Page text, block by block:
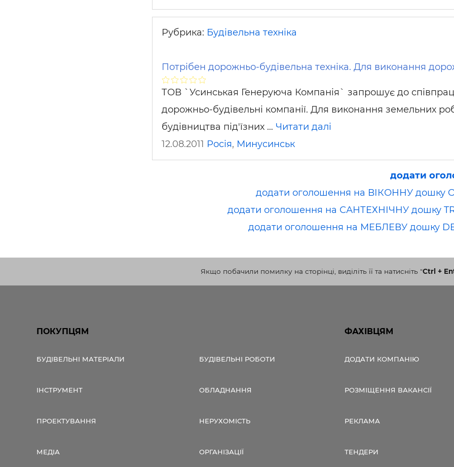
Рубрика: Будівельна техніка
Потрібен дорожньо-будівельна техніка. Для виконання
ТОВ `Усинськая Генеруюча Компанія` запрошує до
дорожньо-будівельні компанії. Для виконання земельних
будівництва під'їзних … Читати далі
12.08.2011 Росія, Минусинськ
додати
додати оголошення на ВІКОННУ дошку
додати оголошення на САНТЕХНІЧНУ дошку
додати оголошення на МЕБЛЕВУ дошку
Якщо побачили помилку на сторінці, виділіть її та натисніть "Ctrl +
ПОКУПЦЯМ
БУДІВЕЛЬНІ МАТЕРІАЛИ БУДІВЕЛЬНІ РОБОТИ
ІНСТРУМЕНТ ОБЛАДНАННЯ
ПРОЕКТУВАННЯ НЕРУХОМІСТЬ
МЕДІА ОРГАНІЗАЦІЇ
ФАХІВЦЯМ
ДОДАТИ КОМПАНІЮ
РОЗМІЩЕННЯ ВАКАНСІЇ
РЕКЛАМА
ТЕНДЕРИ